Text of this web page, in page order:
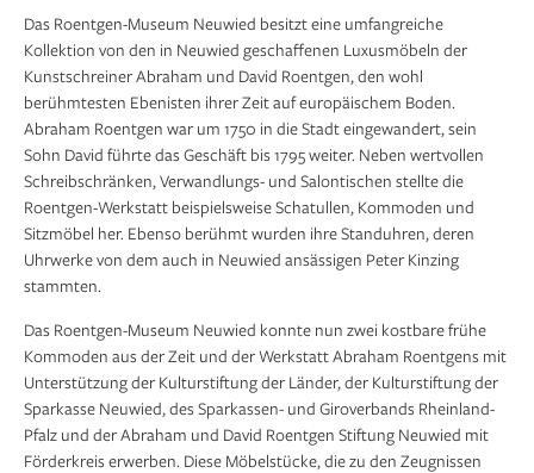
Das Roentgen-Museum Neuwied besitzt eine umfangreiche
Kollektion von den in Neuwied geschaffenen Luxusmöbeln der
Kunstschreiner Abraham und David Roentgen, den wohl
berühmtesten Ebenisten ihrer Zeit auf europäischem Boden.
Abraham Roentgen war um 1750 in die Stadt eingewandert, sein
Sohn David führte das Geschäft bis 1795 weiter. Neben wertvollen
Schreibschränken, Verwandlungs- und Salontischen stellte die
Roentgen-Werkstatt beispielsweise Schatullen, Kommoden und
Sitzmöbel her. Ebenso berühmt wurden ihre Standuhren, deren
Uhrwerke von dem auch in Neuwied ansässigen Peter Kinzing
stammten.
Das Roentgen-Museum Neuwied konnte nun zwei kostbare frühe
Kommoden aus der Zeit und der Werkstatt Abraham Roentgens mit
Unterstützung der Kultur­stiftung der Länder, der Kulturstiftung der
Sparkasse Neuwied, des Sparkassen- und Giroverbands Rheinland-
Pfalz und der Abraham und David Roentgen Stiftung Neuwied mit
Förderkreis erwerben. Diese Möbelstücke, die zu den Zeugnissen